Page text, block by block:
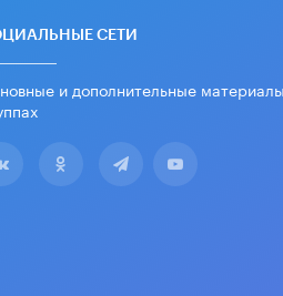
СЕТИ
и дополнительные